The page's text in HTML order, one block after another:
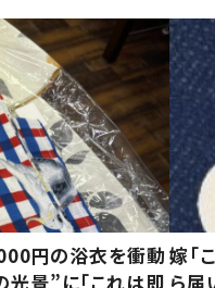
円の浴衣を衝動
光景”に「これは即
嫁「
ら届